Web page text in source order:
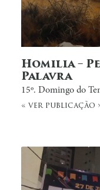
Homilia –
Palavra
15º. Domingo do
« ver publicação